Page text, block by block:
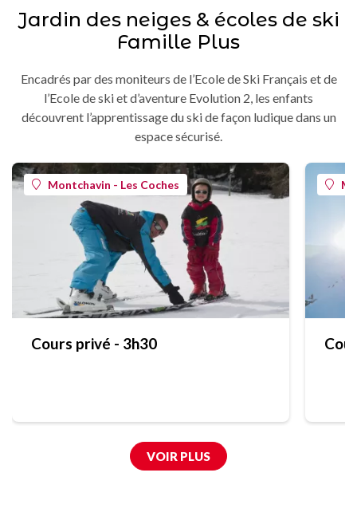
Jardin des neiges & écoles de ski
Famille Plus
Encadrés par des moniteurs de l’Ecole de Ski Français et de
l’Ecole de ski et d’aventure Evolution 2, les enfants
découvrent l’apprentissage du ski de façon ludique dans un
espace sécurisé.
Montchavin - Les Coches
Cours privé - 3h30
VOIR PLUS